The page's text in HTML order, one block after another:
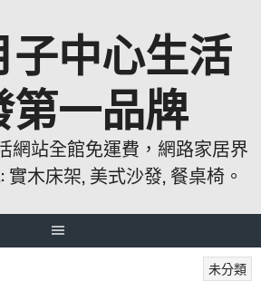
中心生活
第一品牌
網站全館免運費，網路家居界
木床架, 美式沙發, 餐桌椅。
未分類